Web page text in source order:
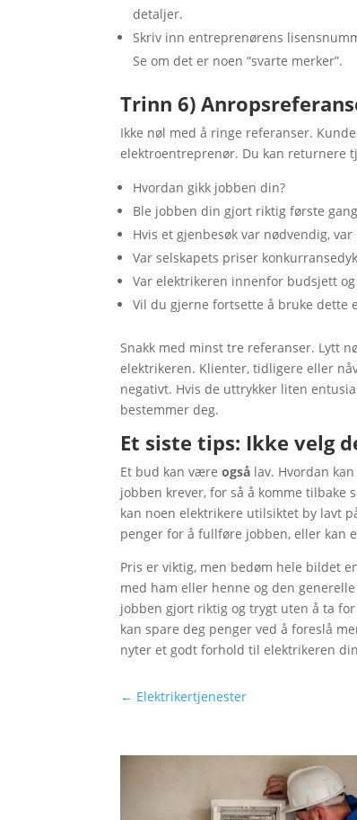
detaljer.
Skriv inn entreprenørens
Se om det er noen “svarte merker”.
Trinn 6)
Ikke nøl med å ringe referanser.
elektroentreprenør. Du kan returnere
Hvordan gikk jobben din?
Ble jobben din gjort riktig første
Hvis et gjenbesøk var nødvendig,
Var selskapets priser
Var elektrikeren innenfor budsjett
Vil du gjerne fortsette å bruke dette
Snakk med minst tre referanser. Lytt
elektrikeren. Klienter, tidligere eller
negativt. Hvis de uttrykker liten
bestemmer deg.
Et siste tips: Ikke velg
Et bud kan væreogså lav. Hvordan
jobben krever, for så å komme tilbake
kan noen elektrikere utilsiktet by lavt
penger for å fullføre jobben, eller kan
Pris er viktig, men bedøm hele bildet
med ham eller henne og den
jobben gjort riktig og trygt uten å ta
kan spare deg penger ved å foreslå
nyter et godt forhold til elektrikeren
← Elektrikertjenester